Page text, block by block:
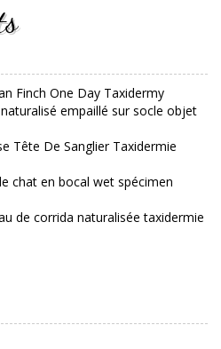
Finch One Day Taxidermy
empaillé sur socle objet
Tête De Sanglier Taxidermie
chat en bocal wet spécimen
de corrida naturalisée taxidermie